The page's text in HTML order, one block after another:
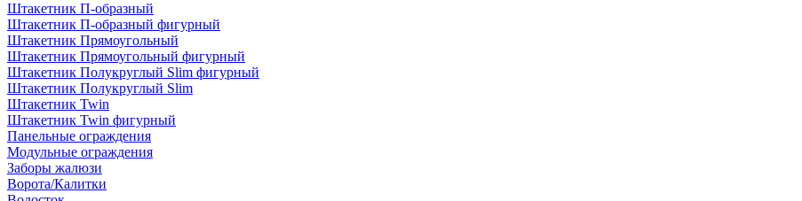
Штакетник П-образный
Штакетник П-образный фигурный
Штакетник Прямоугольный
Штакетник Прямоугольный фигурный
Штакетник Полукруглый Slim фигурный
Штакетник Полукруглый Slim
Штакетник Twin
Штакетник Twin фигурный
Панельные ограждения
Модульные ограждения
Заборы жалюзи
Ворота/Калитки